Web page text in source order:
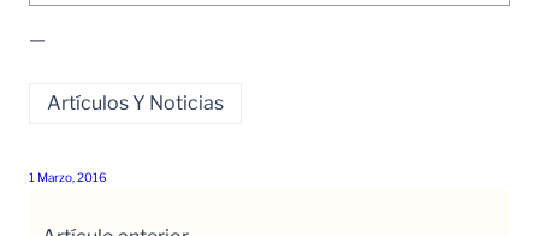
—
Artículos Y Noticias
1 Marzo, 2016